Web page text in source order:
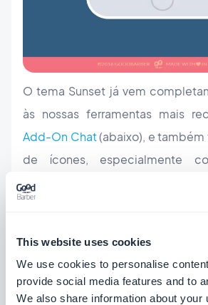
This website uses cookies
We use cookies to personalise
provide social media features and to
We also share information about your
O tema Sunset já vem
às nossas ferramentas mais
Add-On Chat(abaixo), e também
de ícones, especialmente
estarem em harmonia com o